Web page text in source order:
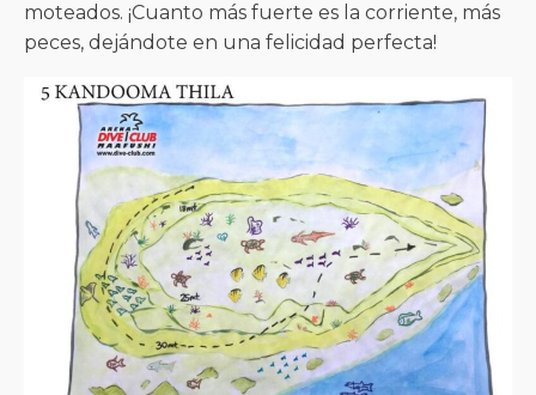
moteados. ¡Cuanto más fuerte es la corriente, más
peces, dejándote en una felicidad perfecta!